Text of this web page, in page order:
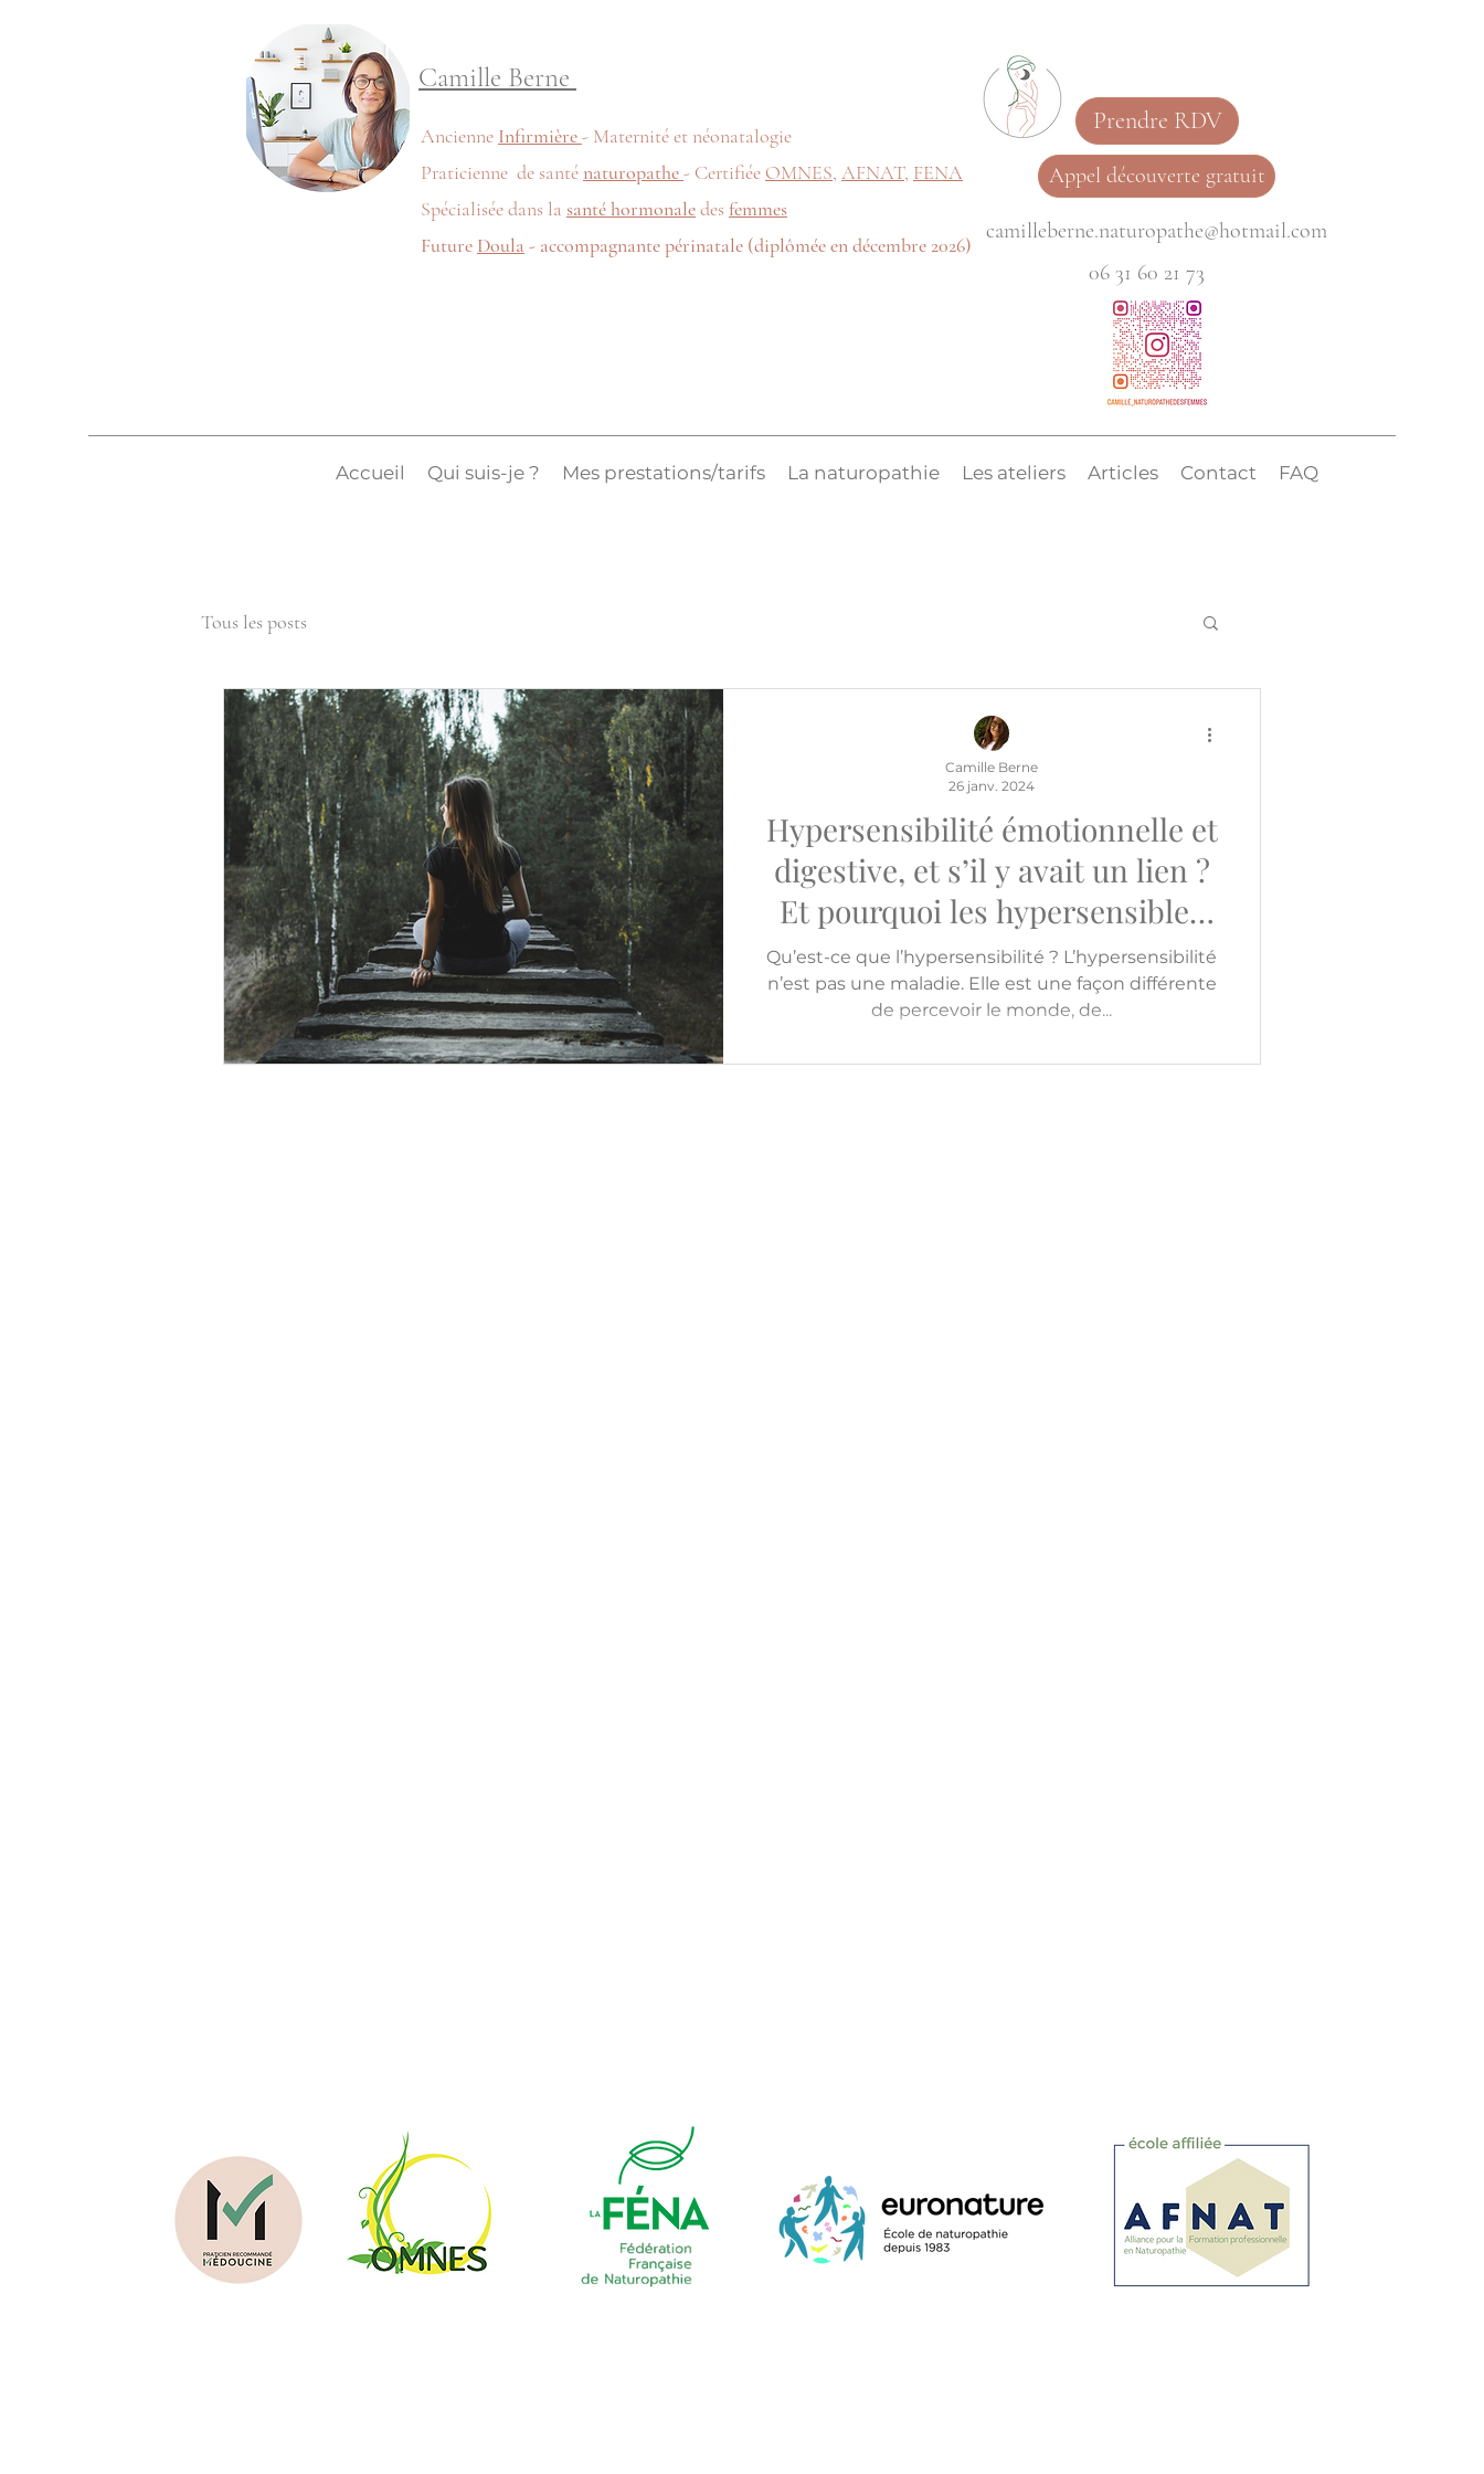
Camille Berne
Ancienne Infirmière- Maternité et néonatalogie
Praticienne de santénaturopathe- Certifiée OMNES, AFNAT, FENA
Spécialisée dans la santé hormonaledes femmes
Future Doula - accompagnante périnatale (diplômée en décembre 2026)
Prendre RDV
Appel découverte gratuit
camilleberne.naturopathe@hotmail.com
06 31 60 21 73
Accueil Qui suis-je ? Mes prestations/tarifs La naturopathie Les ateliers Articles Contact FAQ
Tous les posts
Hypersensibilité émotionnelle et
digestive, et s’il y avait un lien ?
Et pourquoi les hypersensibles
ont mal au ventre ?
Qu’est-ce que l’hypersensibilité ? L’hypersensibilité
n’est pas une maladie. Elle est une façon différente
de percevoir le monde, de...
Camille Berne
26 janv. 2024